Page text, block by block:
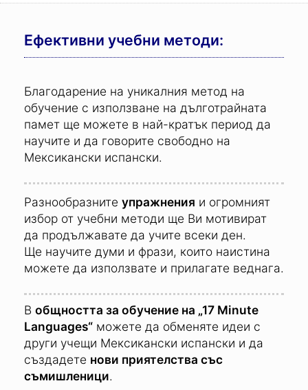
Ефективни учебни методи:
Благодарение на уникалния метод на
памет ще можете в най-кратък период да
научите и да говорите свободно на
Мексикански испански.
Разнообразнитеупражненияи огромният
избор от учебни методи ще Ви мотивират
да продължавате да учите всеки ден.
Ще научите думи и фрази, които наистина
можете да използвате и прилагате веднага.
В общността за обучение на „17 Minute
можете да обменяте идеи с